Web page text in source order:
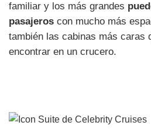
familiar y los más grandes
pasajeros con mucho más
también las cabinas más caras
encontrar en un crucero.